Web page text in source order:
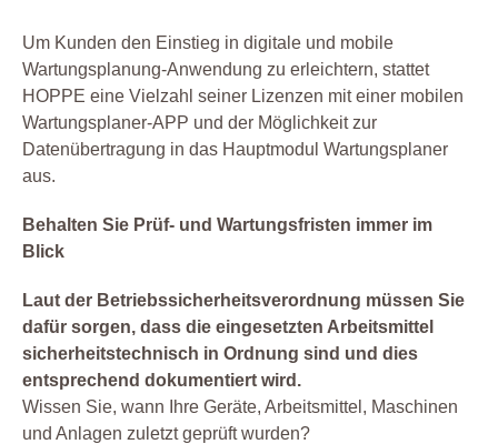
Um Kunden den Einstieg in digitale und mobile
Wartungsplanung-Anwendung zu erleichtern, stattet
HOPPE eine Vielzahl seiner Lizenzen mit einer mobilen
Wartungsplaner-APP und der Möglichkeit zur
Datenübertragung in das Hauptmodul Wartungsplaner
aus.
Behalten Sie Prüf- und Wartungsfristen immer im
Blick
Laut der Betriebssicherheitsverordnung müssen Sie
dafür sorgen, dass die eingesetzten Arbeitsmittel
sicherheitstechnisch in Ordnung sind und dies
entsprechend dokumentiert wird.
Wissen Sie, wann Ihre Geräte, Arbeitsmittel, Maschinen
und Anlagen zuletzt geprüft wurden?